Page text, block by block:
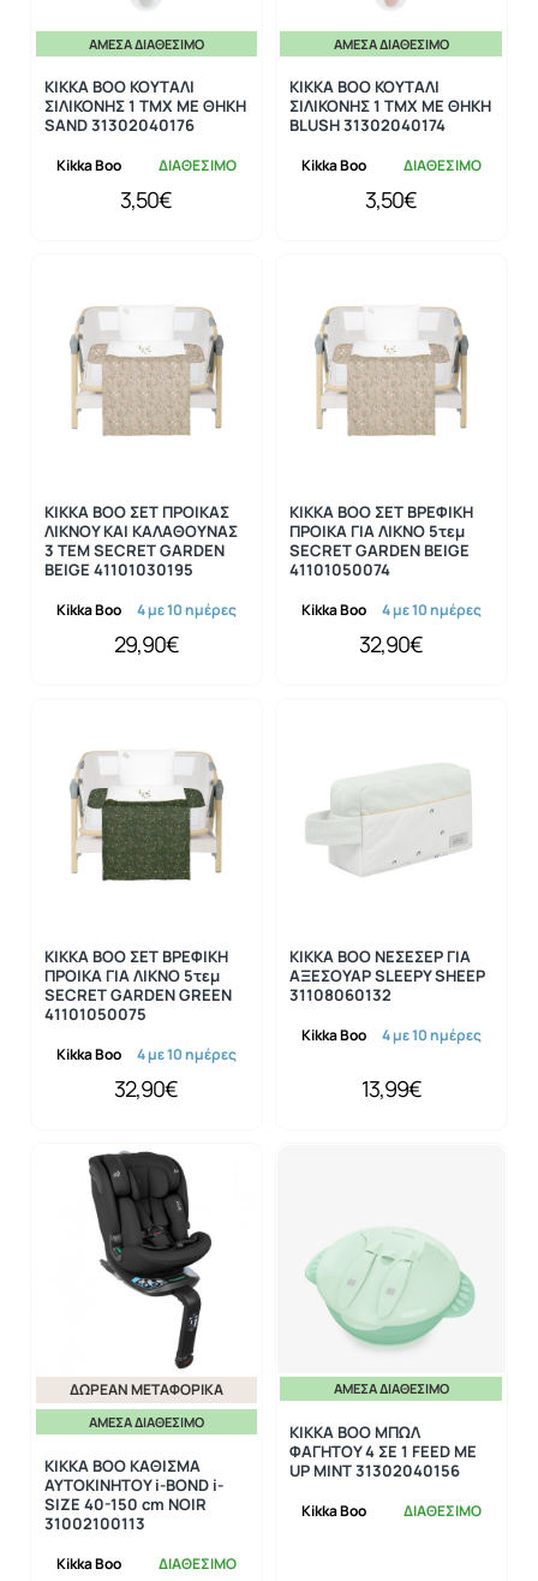
ΆΜΕΣΑ ΔΙΑΘΈΣΙΜΟ
Kikka Boo ΔΙΑΘΕΣΙΜΟ
KIKKA BOO ΚΟΥΤΑΛΙ
ΣΙΛΙΚΟΝΗΣ 1 ΤΜΧ ΜΕ ΘΗΚΗ
SAND 31302040176
3,50€
ΆΜΕΣΑ ΔΙΑΘΈΣΙΜΟ
Kikka Boo ΔΙΑΘΕΣΙΜΟ
KIKKA BOO ΚΟΥΤΑΛΙ
ΣΙΛΙΚΟΝΗΣ 1 ΤΜΧ ΜΕ ΘΗΚΗ
BLUSH 31302040174
3,50€
Kikka Boo 4 με 10 ημέρες
KIKKA BOO ΣΕΤ ΠΡΟΙΚΑΣ
ΛΙΚΝΟΥ ΚΑΙ ΚΑΛΑΘΟΥΝΑΣ
3 ΤΕΜ SECRET GARDEN
BEIGE 41101030195
29,90€
Kikka Boo 4 με 10 ημέρες
KIKKA BOO ΣΕΤ ΒΡΕΦΙΚΗ
ΠΡΟΙΚΑ ΓΙΑ ΛΙΚΝΟ 5τεμ
SECRET GARDEN BEIGE
41101050074
32,90€
Kikka Boo 4 με 10 ημέρες
KIKKA BOO ΣΕΤ ΒΡΕΦΙΚΗ
ΠΡΟΙΚΑ ΓΙΑ ΛΙΚΝΟ 5τεμ
SECRET GARDEN GREEN
41101050075
32,90€
Kikka Boo 4 με 10 ημέρες
KIKKA BOO ΝΕΣΕΣΕΡ ΓΙΑ
ΑΞΕΣΟΥΑΡ SLEEPY SHEEP
31108060132
13,99€
ΆΜΕΣΑ ΔΙΑΘΈΣΙΜΟ
ΔΩΡΕΆΝ ΜΕΤΑΦΟΡΙΚΆ
Kikka Boo ΔΙΑΘΕΣΙΜΟ
KIKKA BOO ΚΑΘΙΣΜΑ
ΑΥΤΟΚΙΝΗΤΟΥ i-BOND i-
SIZE 40-150 cm NOIR
31002100113
ΆΜΕΣΑ ΔΙΑΘΈΣΙΜΟ
Kikka Boo ΔΙΑΘΕΣΙΜΟ
KIKKA BOO ΜΠΩΛ
ΦΑΓΗΤΟΥ 4 ΣΕ 1 FEED ME
UP MINT 31302040156